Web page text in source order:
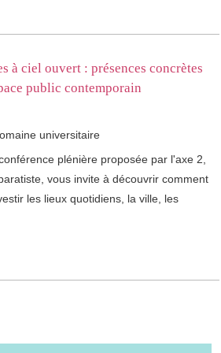
à ciel ouvert : présences concrètes
public contemporain
universitaire
plénière proposée par l'axe 2,
vous invite à découvrir comment
les lieux quotidiens, la ville, les